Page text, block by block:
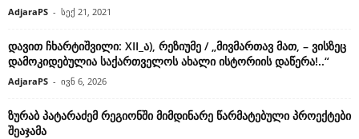
AdjaraPS - სექ 21, 2021
დავით ჩხარტიშვილი: XII_ა), რეზიუმე / „მივმართავ მათ, – ვისზეც
დამოკიდებულია საქართველოს ახალი ისტორიის დაწერა!..“
AdjaraPS - ივნ 6, 2026
ზურაბ პატარაძემ რეგიონში მიმდინარე წარმატებული პროექტები
შეაჯამა